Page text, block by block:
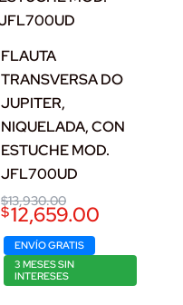
FLAUTA
TRANSVERSA DO
JUPITER,
NIQUELADA, CON
ESTUCHE MOD.
JFL700UD
$13,930.00
Original
price
$13,930.00.
$12,659.00
Current
price
$12,659.00.
ENVÍO GRATIS
3 MESES SIN
INTERESES